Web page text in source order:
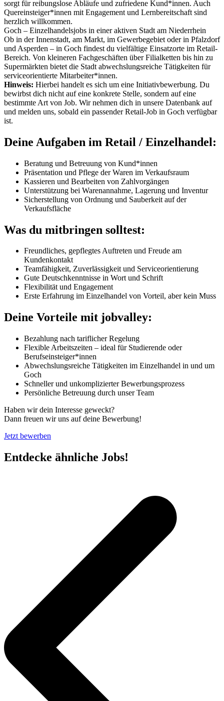
sorgt für reibungslose Abläufe und zufriedene Kund*innen. Auch
Quereinsteiger*innen mit Engagement und Lernbereitschaft sind
herzlich willkommen.
Goch – Einzelhandelsjobs in einer aktiven Stadt am Niederrhein
Ob in der Innenstadt, am Markt, im Gewerbegebiet oder in Pfalzdorf
und Asperden – in Goch findest du vielfältige Einsatzorte im Retail-
Bereich. Von kleineren Fachgeschäften über Filialketten bis hin zu
Supermärkten bietet die Stadt abwechslungsreiche Tätigkeiten für
serviceorientierte Mitarbeiter*innen.
Hinweis: Hierbei handelt es sich um eine Initiativbewerbung. Du
bewirbst dich nicht auf eine konkrete Stelle, sondern auf eine
bestimmte Art von Job. Wir nehmen dich in unsere Datenbank auf
und melden uns, sobald ein passender Retail-Job in Goch verfügbar
ist.
Deine Aufgaben im Retail / Einzelhandel:
Beratung und Betreuung von Kund*innen
Präsentation und Pflege der Waren im Verkaufsraum
Kassieren und Bearbeiten von Zahlvorgängen
Unterstützung bei Warenannahme, Lagerung und Inventur
Sicherstellung von Ordnung und Sauberkeit auf der
Verkaufsfläche
Was du mitbringen solltest:
Freundliches, gepflegtes Auftreten und Freude am
Kundenkontakt
Teamfähigkeit, Zuverlässigkeit und Serviceorientierung
Gute Deutschkenntnisse in Wort und Schrift
Flexibilität und Engagement
Erste Erfahrung im Einzelhandel von Vorteil, aber kein Muss
Deine Vorteile mit jobvalley:
Bezahlung nach tariflicher Regelung
Flexible Arbeitszeiten – ideal für Studierende oder
Berufseinsteiger*innen
Abwechslungsreiche Tätigkeiten im Einzelhandel in und um
Goch
Schneller und unkomplizierter Bewerbungsprozess
Persönliche Betreuung durch unser Team
Haben wir dein Interesse geweckt?
Dann freuen wir uns auf deine Bewerbung!
Jetzt bewerben
Entdecke ähnliche Jobs!